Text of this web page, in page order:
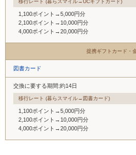
移行レート (暮らスマイル→UCギフトカード)
1,100ポイント→5,000円分
2,100ポイント→10,000円分
4,000ポイント→20,000円分
提携ギフトカード・
図書カード
交換に要する期間:約14日
移行レート (暮らスマイル→図書カード)
1,100ポイント→5,000円分
2,100ポイント→10,000円分
4,000ポイント→20,000円分